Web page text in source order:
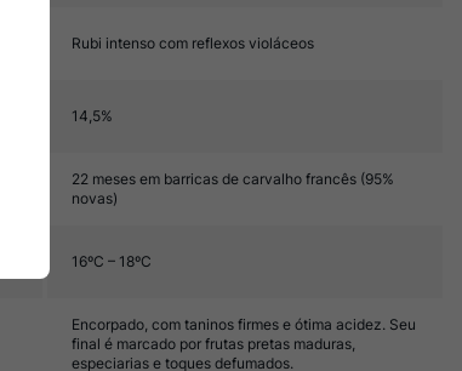
Rubi intenso com reflexos violáceos
14,5%
22 meses em barricas de carvalho francês (95%
novas)
16ºC – 18ºC
Encorpado, com taninos firmes e ótima acidez. Seu
final é marcado por frutas pretas maduras,
especiarias e toques defumados.